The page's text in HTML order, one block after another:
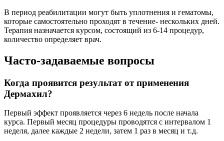
В период реабилитации могут быть уплотнения и гематомы,
которые самостоятельно проходят в течение- нескольких дней.
Терапия назначается курсом, состоящий из 6-14 процедур,
количество определяет врач.
Часто-задаваемые вопросы
Когда проявится результат от применения
Дермахил?
Первый эффект проявляется через 6 недель после начала
курса. Первый месяц процедуры проводятся с интервалом 1
неделя, далее каждые 2 недели, затем 1 раз в месяц и т.д.